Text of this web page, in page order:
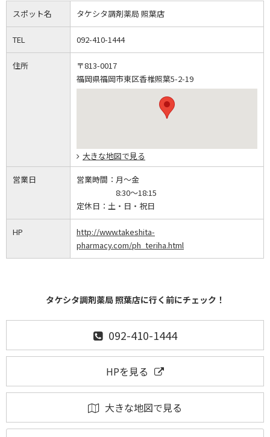
スポット名 タケシタ調剤薬局 照葉店
TEL 092-410-1444
住所
〒813-0017
福岡県福岡市東区香椎照葉5-2-19
大きな地図で見る
営業日 営業時間： 月～金
8:30～18:15
定休日： 土・日・祝日
HP
http://www.takeshita-
pharmacy.com/ph_teriha.html
タケシタ調剤薬局 照葉店に行く前にチェック！
092-410-1444
HPを見る
大きな地図で見る